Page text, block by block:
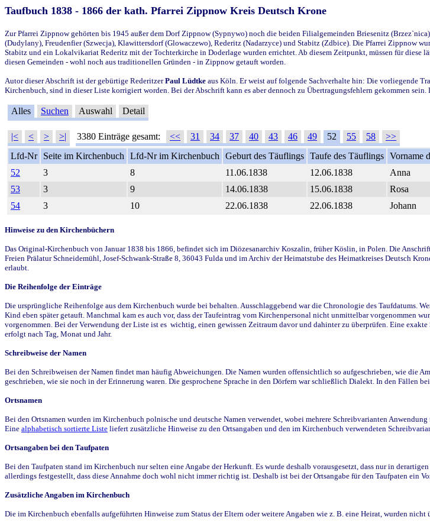
Taufbuch 1838 - 1866 der kath. Pfarrei Zippnow Kreis Deutsch Krone
Zur Pfarrei Zippnow gehörten bis 1945 außer dem Dorf Zippnow (Sypnywo) noch die beiden Filialgemeinden Briesenitz
(Dudylany), Freudenfier (Szwecja), Klawittersdorf (Glowaczewo), Rederitz (Nadarzyce) und Stabitz (Zdbice). Die Pfarrei Zippnow
Stabitz und ein Lokalvikariat Rederitz mit der Tochterkirche in Doderlage wurden errichtet. Ab diesem Zeitpunkt, müssen für diese
diesen Gemeinden - wohl noch aus traditionellen Gründen - in Zippnow getauft worden.
Autor dieser Abschrift ist der gebürtige RederitzerPaul Lüdtke aus Köln. Er weist auf folgende Sachverhalte hin: Die vorliegende
Kirchenbuch, sind in dieser Liste korrigiert worden. Bei der Abschrift kann es aber dennoch zu Übertragungsfehlern gekommen
Alles Suchen Auswahl Detail
|< < > >| 3380 Einträge gesamt: << 31 34 37 40 43 46 49 52 55 58
>>
Lfd-Nr
Seite im Kirchenbuch Lfd-Nr im Kirchenbuch Geburt des Täuflings Taufe des Täuflings Vorname
52
3 8 11.06.1838 12.06.1838 Anna
53
3 9 14.06.1838 15.06.1838 Rosa
54
3 10 22.06.1838 22.06.1838 Johann
Hinweise zu den Kirchenbüchern
Das Original-Kirchenbuch von Januar 1838 bis 1866, befindet sich im Diözesanarchiv Koszalin, früher Köslin, in Polen. Die
Freien Prälatur Schneidemühl, Josef-Schwank-Straße 8, 36043 Fulda und im Archiv der Heimatstube des Heimatkreises Deutsch
erlaubt.
Die Reihenfolge der Einträge
Die ursprüngliche Reihenfolge aus dem Kirchenbuch wurde bei behalten. Ausschlaggebend war die Chronologie des Taufdatums.
Kind eben später getauft. Manchmal kam es auch vor, dass der Taufeintrag vom Kirchenpersonal nicht unmittelbar vorgenommen
vorgenommen. Bei der Verwendung der Liste ist es wichtig, einen gewissen Zeitraum davor und dahinter zu überprüfen. Eine
erfolgt nach Tag, Monat und Jahr.
Schreibweise der Namen
Bei den Schreibweisen der Namen findet man häufig Abweichungen. Die Namen wurden offensichtlich so aufgeschrieben, wie die
geschrieben, wie sie noch in der Erinnerung waren. Die gesprochene Sprache in den Dörfern war schließlich Dialekt. In den Fällen
Ortsnamen
Bei den Ortsnamen wurden im Kirchenbuch polnische und deutsche Namen verwendet, wobei mehrere Schreibvarianten
Eine alphabetisch sortierte Liste liefert zusätzliche Hinweise zu den Ortsangaben und den im Kirchenbuch verwendeten
Ortsangaben bei den Taufpaten
Bei den Taufpaten stand im Kirchenbuch nur selten eine Angabe der Herkunft. Es wurde deshalb vorausgesetzt, dass nur in
allerdings festgestellt, dass diese Annahme doch wohl nicht immer richtig ist. Deshalb ist bei der Ortsangabe für den Taufpaten ein
Zusätzliche Angaben im Kirchenbuch
Die im Kirchenbuch ebenfalls aufgeführten Hinweise zum Status der Eltern oder weitere Angaben wie z. B. eine Heirat, wurden nicht